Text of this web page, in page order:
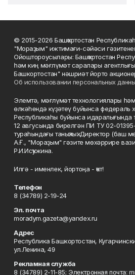
© 2015-2026 Башҡортостан
"Мораҙым" ижтимағи-сәйәси
Ойоштороусылары: Башҡортостан
һәм киң мәғлүмәт саралары
Башкортостан" нәшриәт йорто
Об использовании персональных
Элемтә, мәғлүмәт технологиялары
өлкәһендә күҙәтеү буйынса федераль
Республикаһы буйынса идаралығында
12 авгусында бирелгән ПИ ТУ 02-
тураһындағы таныҡлыҡ. Директор (баш
А.Ғ., "Мораҙым" гәзите мөхәррире
Р.И.Исҡужина.
Илгә - именлек, йортоңа - ҡот!
Телефон
8 (34789) 2-19-24
Эл. почта
moradym.gazeta@yandex.ru
Адрес
Республика Башкортостан,
ул.Ленина, 49
Рекламная служба
8 (34789) 2-11-85; Электронная почта: